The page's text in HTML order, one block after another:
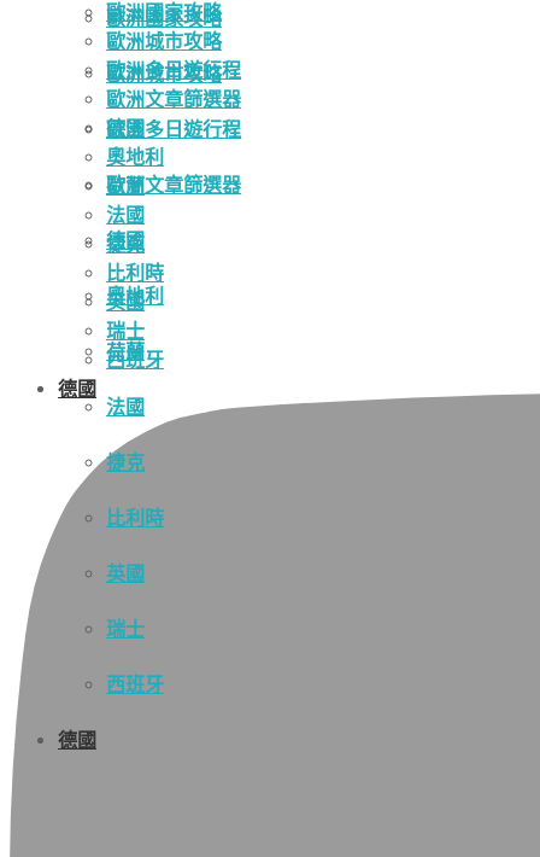
歐洲國家攻略
歐洲城市攻略
歐洲多日遊行程
歐洲文章篩選器
德國
奧地利
荷蘭
法國
捷克
比利時
英國
瑞士
西班牙
德國
歐洲國家攻略
歐洲城市攻略
歐洲多日遊行程
歐洲文章篩選器
德國
奧地利
荷蘭
法國
捷克
比利時
英國
瑞士
西班牙
德國